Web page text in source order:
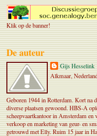
Klik op de banner!
De auteur
Gijs Hesselink
Alkmaar,
Geboren 1944 in Rotterdam. Kort na
diverse plaatsen gewoond. HBS-A
scheepvaartkantoor in Amsterdam
verkoop en marketing van geur- en
getrouwd met Elly. Ruim 15 jaar in